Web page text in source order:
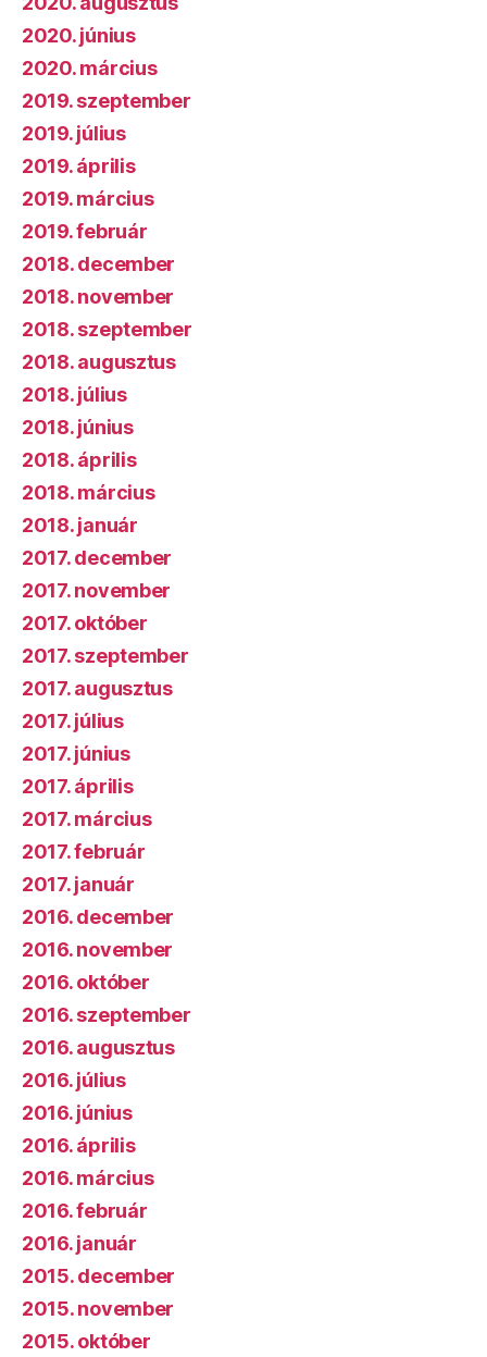
2020. június
2020. március
2019. szeptember
2019. július
2019. április
2019. március
2019. február
2018. december
2018. november
2018. szeptember
2018. augusztus
2018. július
2018. június
2018. április
2018. március
2018. január
2017. december
2017. november
2017. október
2017. szeptember
2017. augusztus
2017. július
2017. június
2017. április
2017. március
2017. február
2017. január
2016. december
2016. november
2016. október
2016. szeptember
2016. augusztus
2016. július
2016. június
2016. április
2016. március
2016. február
2016. január
2015. december
2015. november
2015. október